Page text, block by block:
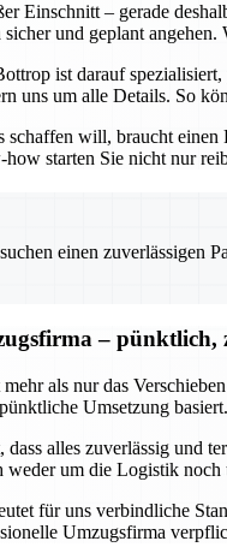
Einschnitt – gerade
und geplant
ist darauf
uns um alle Details. So
schaffen will, braucht
starten Sie nicht nur
einen zuverlässigen
–
als nur das
Umsetzung
alles zuverlässig und
weder um die Logistik
für uns verbindliche
Umzugsfirma